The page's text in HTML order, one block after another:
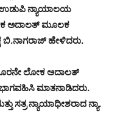
ಉಡುಪಿ ನ್ಯಾಯಾಲಯ
ಅದಾಲತ್ ಮೂಲಕ
ಬಿ.ನಾಗರಾಜ್ ಹೇಳಿದರು.
ಲೋಕ ಅದಾಲತ್
ಮಾತನಾಡಿದರು.
ಸತ್ರ ನ್ಯಾಯಾಧೀಶರಾದ ನ್ಯಾ.